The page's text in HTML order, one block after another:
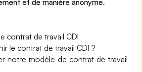
et de manière anonyme.
contrat de travail CDI
le contrat de travail CDI ?
notre modèle de contrat de travail